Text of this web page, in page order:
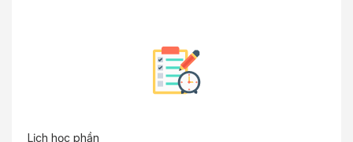
Lịch học phần